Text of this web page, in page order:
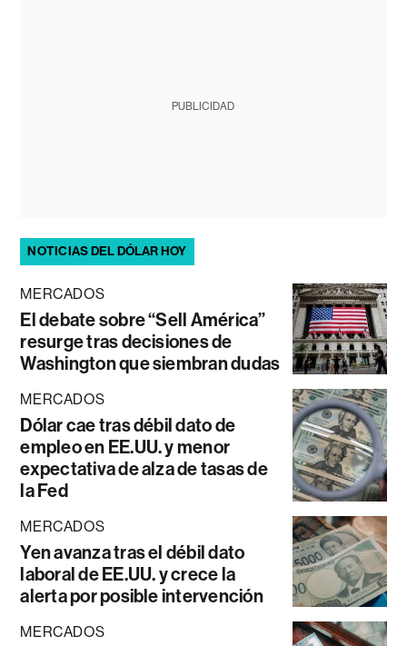
PUBLICIDAD
NOTICIAS DEL DÓLAR HOY
MERCADOS
El debate sobre “Sell América”
resurge tras decisiones de
Washington que siembran dudas
MERCADOS
Dólar cae tras débil dato de
empleo en EE.UU. y menor
expectativa de alza de tasas de
la Fed
MERCADOS
Yen avanza tras el débil dato
laboral de EE.UU. y crece la
alerta por posible intervención
MERCADOS